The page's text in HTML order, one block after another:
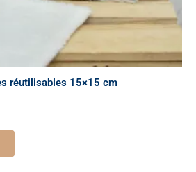
réutilisables 15×15 cm